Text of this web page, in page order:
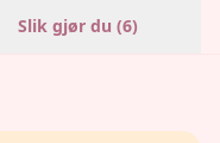
Slik gjør du (6)